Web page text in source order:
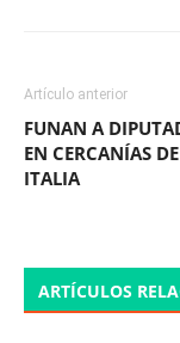
Artículo anterior
FUNAN A
EN CERCANÍAS
ITALIA
ARTÍCULOS